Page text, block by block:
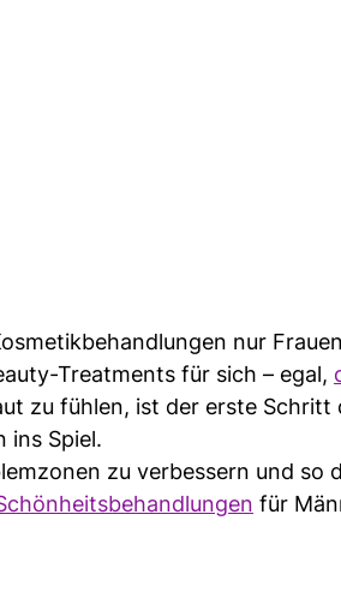
nur
Treatments für sich – egal,
zu fühlen, ist der erste
ins Spiel.
zu verbessern und
für